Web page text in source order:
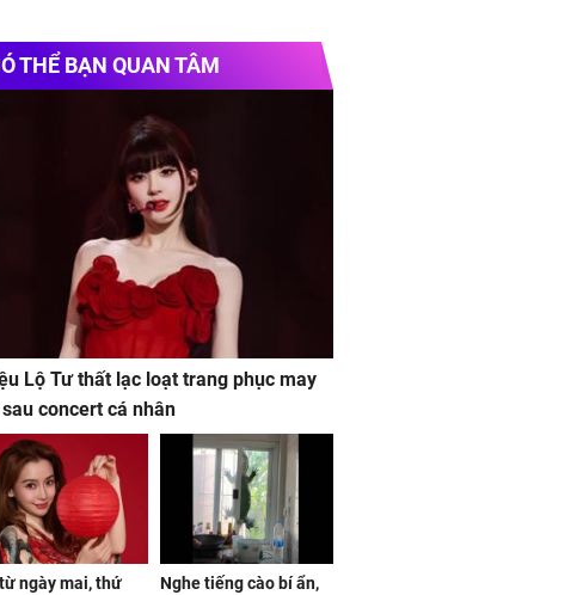
THỂ BẠN QUAN TÂM
Lộ Tư thất lạc loạt trang phục may
concert cá nhân
ngày mai, thứ
Nghe tiếng cào bí ẩn,